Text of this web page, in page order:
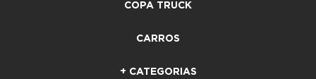
COPA TRUCK
CARROS
+ CATEGORIAS